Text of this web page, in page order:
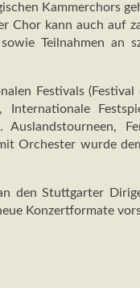
Kammerchors
Chor kann auch auf
Teilnahmen an
Festivals
Auslandstourneen,
Orchester wurde
den Stuttgarter
Konzertformate